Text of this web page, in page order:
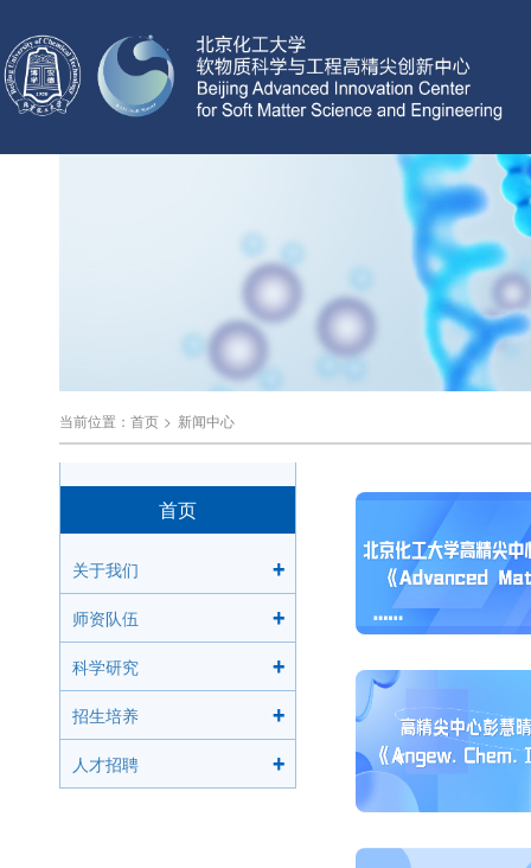
当前位置： 首页 > 新闻中心
首页
关于我们
师资队伍
科学研究
招生培养
人才招聘